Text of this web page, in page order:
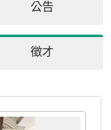
公告
徵才